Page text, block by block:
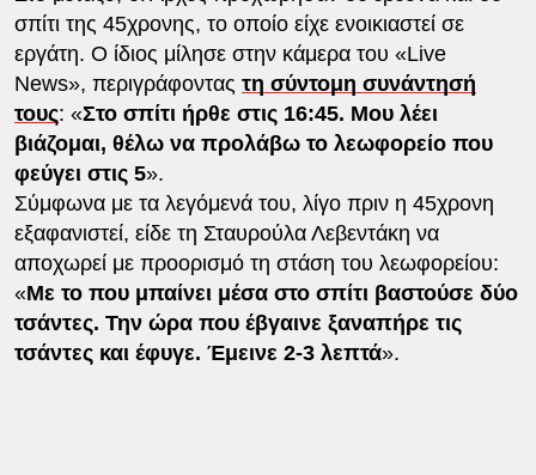
σπίτι της 45χρονης, το οποίο είχε ενοικιαστεί σε
εργάτη. Ο ίδιος μίλησε στην κάμερα του «Live
News», περιγράφοντας τη σύντομη συνάντησή
τους: «Στο σπίτι ήρθε στις 16:45. Μου λέει
βιάζομαι, θέλω να προλάβω το λεωφορείο που
φεύγει στις 5».
Σύμφωνα με τα λεγόμενά του, λίγο πριν η 45χρονη
εξαφανιστεί, είδε τη Σταυρούλα Λεβεντάκη να
αποχωρεί με προορισμό τη στάση του λεωφορείου:
«Με το που μπαίνει μέσα στο σπίτι βαστούσε δύο
τσάντες. Την ώρα που έβγαινε ξαναπήρε τις
τσάντες και έφυγε. Έμεινε 2-3 λεπτά».